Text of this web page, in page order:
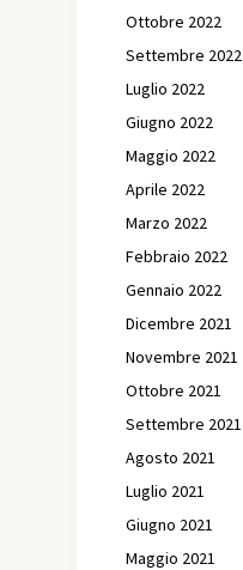
Ottobre 2022
Settembre 2022
Luglio 2022
Giugno 2022
Maggio 2022
Aprile 2022
Marzo 2022
Febbraio 2022
Gennaio 2022
Dicembre 2021
Novembre 2021
Ottobre 2021
Settembre 2021
Agosto 2021
Luglio 2021
Giugno 2021
Maggio 2021